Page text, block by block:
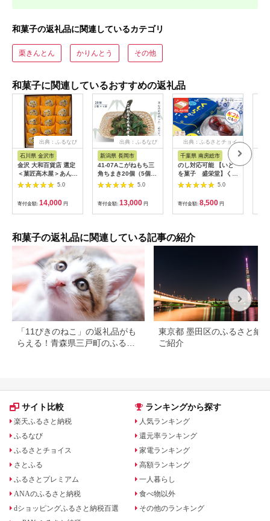
和菓子の返礼品に関連しているカテゴリ
栗きんとん かりんとう その他
和菓子に関連しているおすすめの返礼品
出典：ふるなび
石川県 金沢市
金沢 大和百貨店 選定
＜菓匠高木屋＞あんず
パイ15個入
5.0
寄付金額: 14,000 円
出典：ふるなび
新潟県 長岡市
41-07Aこがねもち三
角ちまき20個（5個×4
袋）
5.0
寄付金額: 13,000 円
出典：ふるさとチョイ
千葉県 南房総市
のし対応可能 【いと
を菓子 盛栄堂】くじ
らの町南房総のくじら
あげまん 10個入り
mi0067-0002【饅頭
あげまんじゅう かり
んとう饅頭】
5.0
寄付金額: 8,500 円
和菓子の返礼品に関連している記事の紹介
「11ぴきのねこ」の返礼品がも
らえる！青森県三戸町のふるさ
東京都 墨田区のふるさと納
ご紹介
サイト比較
楽天ふるさと納税
ふるなび
ふるさとチョイス
さとふる
ふるさとプレミアム
ANAのふるさと納税
dショッピングふるさと納税百選
ランキングから探す
人気ランキング
還元率ランキング
家電ランキング
高額ランキング
一人暮らし
食べ物以外
その他のランキング